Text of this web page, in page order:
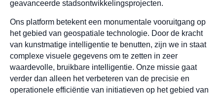
geavanceerde stadsontwikkelingsprojecten.
Ons platform betekent een monumentale vooruitgang op
het gebied van geospatiale technologie. Door de kracht
van kunstmatige intelligentie te benutten, zijn we in staat
complexe visuele gegevens om te zetten in zeer
waardevolle, bruikbare intelligentie. Onze missie gaat
verder dan alleen het verbeteren van de precisie en
operationele efficiëntie van initiatieven op het gebied van